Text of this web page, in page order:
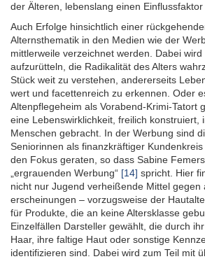
der Älteren, lebens­lang einen Einfluss­faktor
Auch Erfolge hinsichtlich einer
Alterns­thematik in den Medien wie der
mittlerweile verzeichnet werden. Dabei
aufzurütteln, die Radikalität des Alters
Stück weit zu verstehen, andererseits
wert und facetten­reich zu erkennen. Oder
Alten­pflegeheim als Vorabend-Krimi-Tatort
eine Lebens­wirklichkeit, freilich konstruiert,
Menschen gebracht. In der Werbung sind
Seniorinnen als finanz­kräftiger
den Fokus geraten, so dass Sabine
„ergrauenden Werbung“ [14] spricht. Hier
nicht nur Jugend verheißende Mittel gegen
erscheinungen – vorzugsweise der
für Produkte, die an keine Alters­klasse
Einzel­fällen Darsteller gewählt, die durch
Haar, ihre faltige Haut oder sonstige
identi­fizieren sind. Dabei wird zum Teil mit